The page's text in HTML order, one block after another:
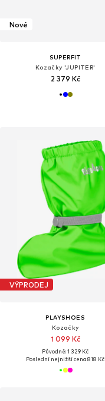
Nové
SUPERFIT
Kozačky 'JUPITER'
2 379 Kč
VÝPRODEJ
PLAYSHOES
Kozačky
1 099 Kč
Původně: 1 329 Kč
Poslední nejnižší cena:818 Kč